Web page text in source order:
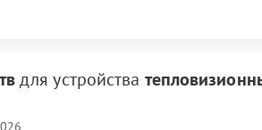
для устройства